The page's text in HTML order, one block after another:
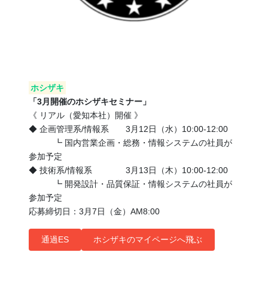
ホシザキ
「3月開催のホシザキセミナー」
《 リアル（愛知本社）開催 》
◆ 企画管理系/情報系 3月12日（水）10:00-12:00
┗ 国内営業企画・総務・情報システムの社員が
参加予定
◆ 技術系/情報系 3月13日（木）10:00-12:00
┗ 開発設計・品質保証・情報システムの社員が
参加予定
応募締切日：3月7日（金）AM8:00
通過ES ホシザキのマイページへ飛ぶ